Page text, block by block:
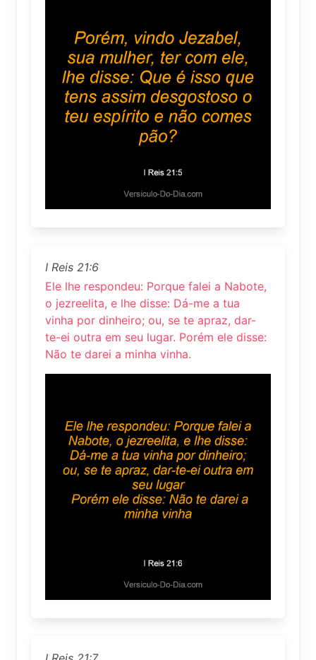
I Reis 21:6
Ele lhe respondeu: Porque falei a Nabote,
o jezreelita, e lhe disse: Dá-me a tua
vinha por dinheiro; ou, se te apraz, dar-
te-ei outra em seu lugar. Porém ele disse:
Não te darei a minha vinha.